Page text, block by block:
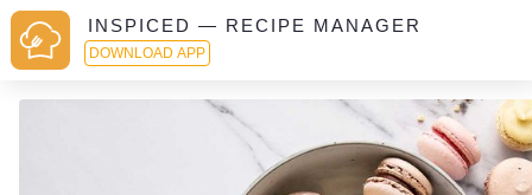
INSPICED — RECIPE MANAGER
DOWNLOAD APP